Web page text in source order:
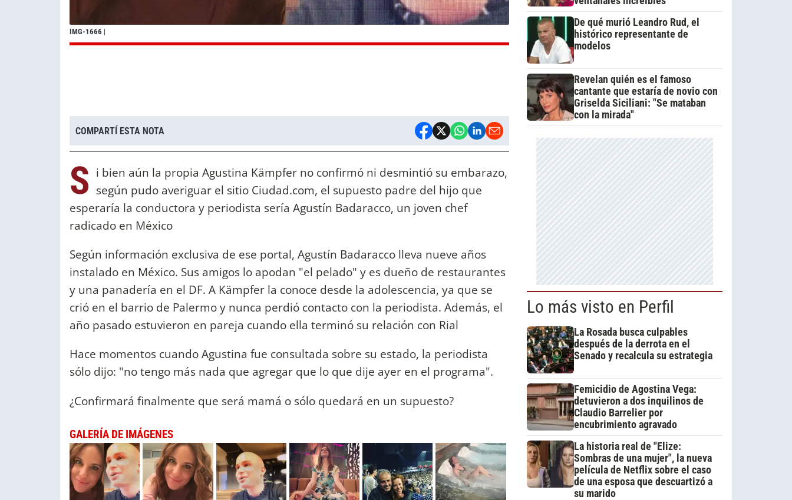
IMG-1666 |
COMPARTÍ ESTA NOTA
S i bien aún la propia Agustina Kämpfer no confirmó ni desmintió su embarazo,
según pudo averiguar el sitio Ciudad.com, el supuesto padre del hijo que
esperaría la conductora y periodista sería Agustín Badaracco, un joven chef
radicado en México
Según información exclusiva de ese portal, Agustín Badaracco lleva nueve años
instalado en México. Sus amigos lo apodan "el pelado" y es dueño de restaurantes
y una panadería en el DF. A Kämpfer la conoce desde la adolescencia, ya que se
crió en el barrio de Palermo y nunca perdió contacto con la periodista. Además, el
año pasado estuvieron en pareja cuando ella terminó su relación con Rial
Hace momentos cuando Agustina fue consultada sobre su estado, la periodista
sólo dijo: "no tengo más nada que agregar que lo que dije ayer en el programa".
¿Confirmará finalmente que será mamá o sólo quedará en un supuesto?
GALERÍA DE IMÁGENES
De qué murió Leandro Rud, el
histórico representante de
modelos
Revelan quién es el famoso
cantante que estaría de novio con
Griselda Siciliani: "Se mataban
con la mirada"
Lo más visto en Perfil
La Rosada busca culpables
después de la derrota en el
Senado y recalcula su estrategia
Femicidio de Agostina Vega:
detuvieron a dos inquilinos de
Claudio Barrelier por
encubrimiento agravado
La historia real de "Elize:
Sombras de una mujer", la nueva
película de Netflix sobre el caso
de una esposa que descuartizó a
su marido